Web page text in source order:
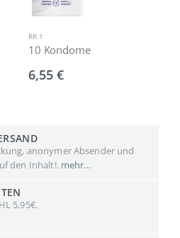
RR.1
10 Kondome
6,55 €
anonymer Absender und
den Inhalt!. mehr...
5,95€.